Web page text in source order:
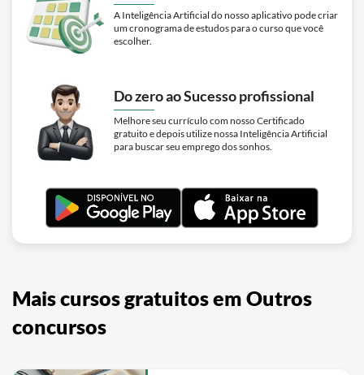
A Inteligência Artificial do nosso aplicativo pode criar
um cronograma de estudos para o curso que você
escolher.
Do zero ao Sucesso profissional
Melhore seu currículo com nosso Certificado
gratuito e depois utilize nossa Inteligência Artificial
para buscar seu emprego dos sonhos.
Mais cursos gratuitos em Outros
concursos